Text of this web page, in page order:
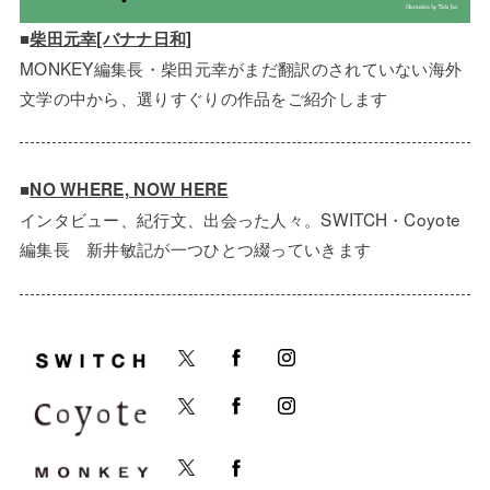
■柴田元幸[バナナ日和]
MONKEY編集長・柴田元幸がまだ翻訳のされていない海外
文学の中から、選りすぐりの作品をご紹介します
■NO WHERE, NOW HERE
インタビュー、紀行文、出会った人々。SWITCH・Coyote
編集長 新井敏記が一つひとつ綴っていきます